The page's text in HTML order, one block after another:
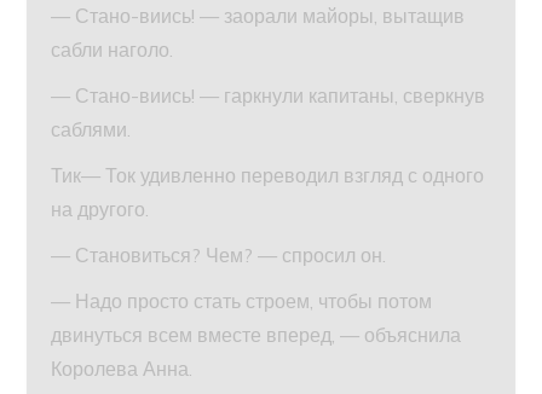
— Стано-виись! — заорали майоры, вытащив
сабли наголо.
— Стано-виись! — гаркнули капитаны, сверкнув
саблями.
Тик— Ток удивленно переводил взгляд с одного
на другого.
— Становиться? Чем? — спросил он.
— Надо просто стать строем, чтобы потом
двинуться всем вместе вперед, — объяснила
Королева Анна.